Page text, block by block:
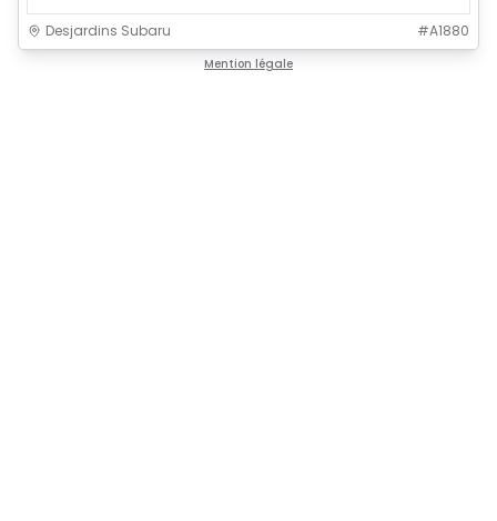
Desjardins Subaru #A1880
Mention légale